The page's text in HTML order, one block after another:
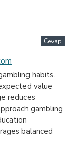
Cevap
habits.
value
reduces
gambling
balanced